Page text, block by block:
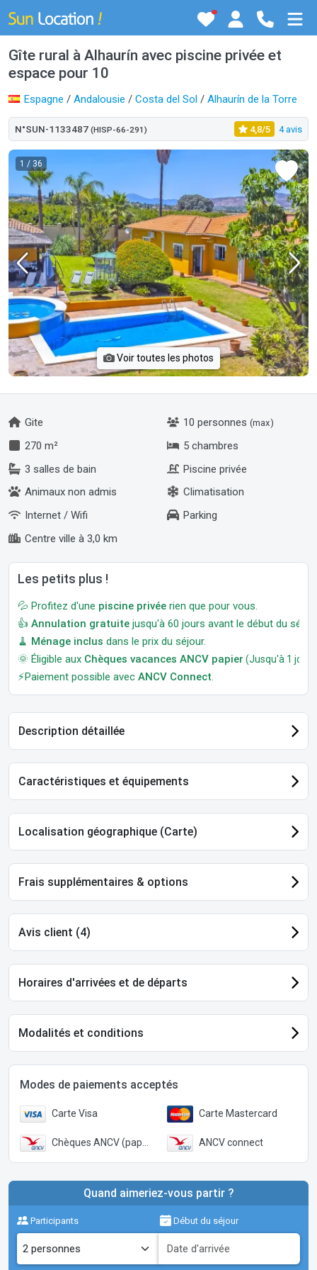
Gîte rural à Alhaurín avec piscine privée et
espace pour 10
Espagne / Andalousie / Costa del Sol / Alhaurín de la Torre
N°SUN-1133487 (HISP-66-291) 4,8/5 4 avis
1 / 36
Voir toutes les photos
Gite 10 personnes (max)
270 m²
5 chambres
3 salles de bain
Piscine privée
Animaux non admis
Climatisation
Internet / Wifi
Parking
Centre ville à 3,0 km
Les petits plus !
💦 Profitez d'une piscine privée rien que pour vous.
👍 Annulation gratuite jusqu'à 60 jours avant le début du
🧹 Ménage inclus dans le prix du séjour.
🌞 Éligible aux Chèques vacances ANCV papier (Jusqu'à 1 jour
⚡Paiement possible avec ANCV Connect
Description détaillée
Caractéristiques et équipements
Localisation géographique (Carte)
Frais supplémentaires & options
Avis client (4)
Horaires d'arrivées et de départs
Modalités et conditions
Modes de paiements acceptés
Carte Visa Carte Mastercard
Chèques ANCV (papier) ANCV connect
Quand aimeriez-vous partir ?
Participants Début du séjour